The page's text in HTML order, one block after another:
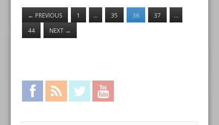
← PREVIOUS 1 … 35 36 37
…
44
NEXT →
Facebook RSS Feed Twitter